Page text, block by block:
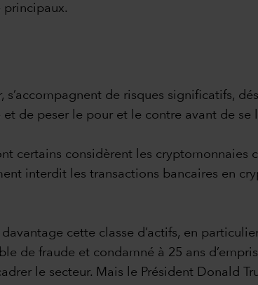
principaux.
de risques significatifs,
de peser le pour et le contre avant de se
certains considèrent les cryptomonnaies
interdit les transactions bancaires en
cette classe d’actifs, en
de fraude et condamné à 25 ans
le secteur. Mais le Président Donald